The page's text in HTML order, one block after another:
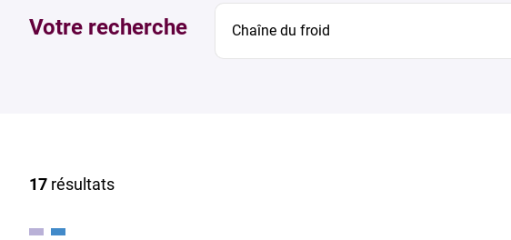
Votre recherche
17 résultats